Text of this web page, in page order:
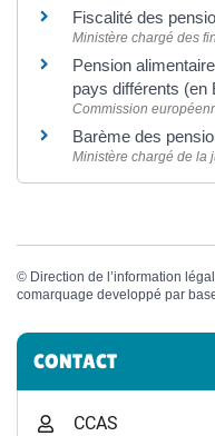
Fiscalité des
Ministère chargé des
Pension
pays différents (en
Commission
Barème des
Ministère chargé de la
© Direction de l’information
comarquage developpé par
Informations
CONTACT
CCAS